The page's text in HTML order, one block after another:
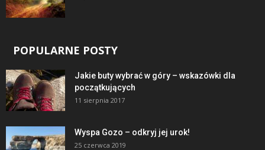
POPULARNE POSTY
Jakie buty wybrać w góry – wskazówki dla
początkujących
11 sierpnia 2017
Wyspa Gozo – odkryj jej urok!
25 czerwca 2019